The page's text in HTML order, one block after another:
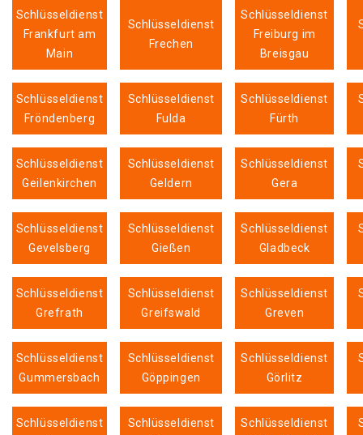
Schlüsseldienst
Frankfurt am
Main
Schlüsseldienst
Frechen
Schlüsseldienst
Freiburg im
Breisgau
Schlüsseldienst
Fröndenberg
Schlüsseldienst
Fulda
Schlüsseldienst
Fürth
Schlüsseldienst
Geilenkirchen
Schlüsseldienst
Geldern
Schlüsseldienst
Gera
Schlüsseldienst
Gevelsberg
Schlüsseldienst
Gießen
Schlüsseldienst
Gladbeck
Schlüsseldienst
Grefrath
Schlüsseldienst
Greifswald
Schlüsseldienst
Greven
Schlüsseldienst
Gummersbach
Schlüsseldienst
Göppingen
Schlüsseldienst
Görlitz
Schlüsseldienst
Schlüsseldienst
Schlüsseldienst